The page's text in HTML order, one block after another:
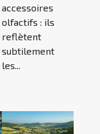
accessoires
olfactifs : ils
reflètent
subtilement
les...